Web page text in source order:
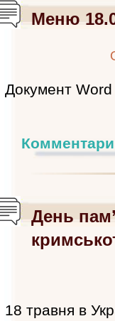
Меню
Документ Word
День
18 травня в